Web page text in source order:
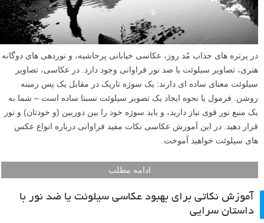
در پرتره های جذاب مُد روز، عکاسی خیابانی پرحاشیه، و نوردهی های دوگانه
هنری، تصاویر سیلوئت یا ضد نور فراوانی وجود دارد. در عکاسی، تصاویر
سیلوئت معنای ساده ای دارند: یک سوژه تاریک در مقابل یک پس زمینه
روشن. فرمول یا نحوه ایجاد یک تصویر سیلوئت نسبتا ساده است – شما به
یک منبع نور قوی نیاز دارید، و باید سوژه خود را بین دوربین (و خودتان) و نور
قرار دهید. در این آموزش عکاسی نکات مفید فراوانی درباره انواع عکس
های سیلوئت خواهید آموخت.
ادامه مطلب
آموزش نکاتی برای بهبود عکاسی سیلوئت یا ضد نور با
داستان سرایی